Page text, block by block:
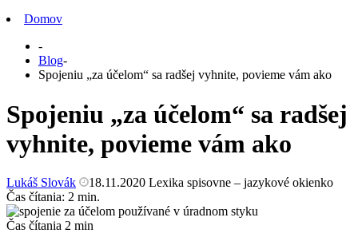
Domov
-
Blog-
Spojeniu „za účelom“ sa radšej vyhnite, povieme vám ako
Spojeniu „za účelom“ sa radšej
vyhnite, povieme vám ako
Lukáš Slovák 18.11.2020 Lexika spisovne – jazykové okienko
Čas čítania: 2 min.
Čas čítania 2 min